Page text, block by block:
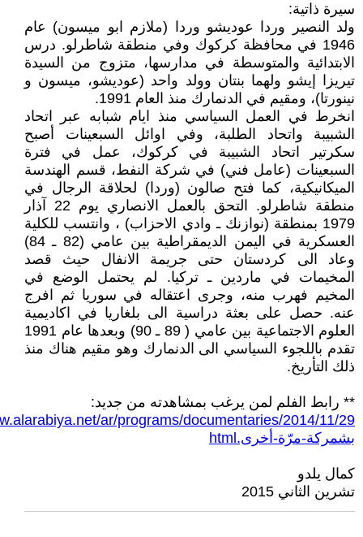
سيرة ذاتية:
ولد النصير وردا عوديشو وردا (ملازم ابو ميسون) عام
1946 في محافظة كركوك وفي منطقة شاطرلو. درس
الابتدائية والمتوسطة في مدارسها، متزوج من السيدة
تيريزا إيشو ولهما بنتان وولد واحد (عوديشو، ميسون و
نينورتا)، ومقيم في الدنمارك منذ العام 1991.
انخرط في العمل السياسي منذ ايام شبابه عبر اتحاد
الشبيبة واتحاد الطلبة، وفي اوائل السبعينات أصبح
سكرتير اتحاد الشبيبة في كركوك، عمل في فترة
السبعينات (عامل فني) في شركة النفط، قسم الهندسة
الميكانيكية، كما فتح صالون (وردا) لحلاقة الرجال في
منطقة شاطرلو. التحق بالعمل الانصاري يوم 22 آذار
1979 بمنطقة (نوازنك ـ وادي الاحزاب) ، وانتسب للكلية
العسكرية في اليمن الديمقراطية بين عامي (82 ـ 84)
وعاد الى كردستان حتى جريمة الانفال حيث قصد
المخيمات في ماردين ـ تركيا. لم يحتمل الوضع في
المخيم فهرب منه، وجرى اعتقاله في سوريا ثم افرج
عنه. حصل على بعثة دراسية الى بلغاريا في اكاديمية
العلوم الاجتماعية بين عامي ( 89 ـ 90) وبعدها عام 1991
تقدم باللجوء السياسي الى الدنمارك وهو مقيم هناك منذ
ذلك التأريخ.
** رابط الفلم لمن يرغب بمشاهدته من جديد:
بشمركة-مرّة-أخرى.html
كمال يلدو
تشرين الثاني 2015